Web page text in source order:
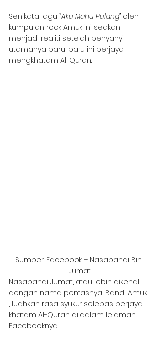
Senikata lagu ‘’Aku Mahu Pulang” oleh
kumpulan rock Amuk ini seakan
menjadi realiti setelah penyanyi
utamanya baru-baru ini berjaya
mengkhatam Al-Quran.
Sumber: Facebook – Nasabandi Bin
Jumat
Nasabandi Jumat, atau lebih dikenali
dengan nama pentasnya, Bandi Amuk
, luahkan rasa syukur selepas berjaya
khatam Al-Quran di dalam lelaman
Facebooknya.